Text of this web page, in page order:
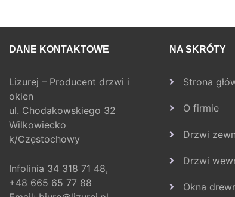
DANE KONTAKTOWE
Lizurej – Producent drzwi i
okien
ul. Chodakowskiego 32
Wilkowiecko
k/Częstochowy
Infolinia 34 318 71 48,
+48 665 65 77 88
NA SKRÓTY
Strona
O firmie
Drzwi
Drzwi
Okna